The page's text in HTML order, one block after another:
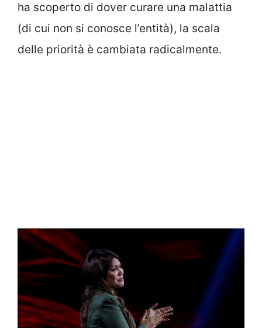
ha scoperto di dover curare una malattia
(di cui non si conosce l’entità), la scala
delle priorità è cambiata radicalmente.